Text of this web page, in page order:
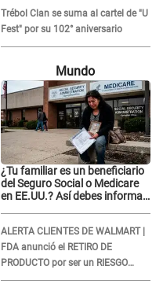
la mano
Trébol Clan se suma al cartel de "U
Fest" por su 102° aniversario
Mundo
¿Tu familiar es un beneficiario
del Seguro Social o Medicare
en EE.UU.? Así debes informar
ALERTA CLIENTES DE WALMART |
FDA anunció el RETIRO DE
PRODUCTO por ser un RIESGO
MORTAL para consumidores: ¿Cuál